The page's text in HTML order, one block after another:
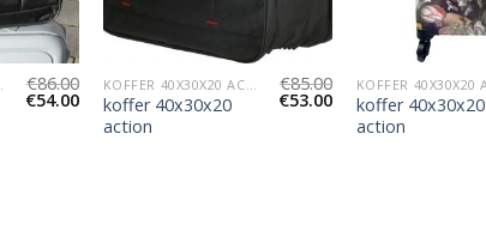
€86.00
€54.00
koffer 40x30x20
action
€85.00
€53.00
koffer 40x30x20
action